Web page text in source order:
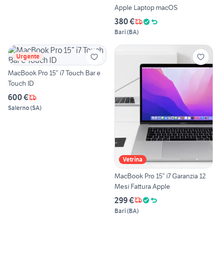
Apple Laptop macOS
380 €
Bari(BA)
Urgente
MacBook Pro 15” i7 Touch Bar e
Touch ID
600 €
Salerno(SA)
Vetrina
MacBook Pro 15” i7 Garanzia 12
Mesi Fattura Apple
299 €
Bari(BA)